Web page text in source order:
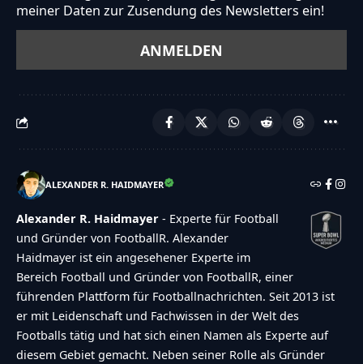
meiner Daten zur Zusendung des Newsletters ein!
ALEXANDER R. HAIDMAYER
Alexander R. Haidmayer - Experte für Football
und Gründer von FootballR. Alexander
Haidmayer ist ein angesehener Experte im
Bereich Football und Gründer von FootballR, einer
führenden Plattform für Footballnachrichten. Seit 2013 ist
er mit Leidenschaft und Fachwissen in der Welt des
Footballs tätig und hat sich einen Namen als Experte auf
diesem Gebiet gemacht. Neben seiner Rolle als Gründer